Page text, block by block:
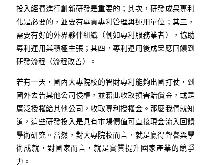
投入經費進行創新研發是重要的；其次，研發成果專利
化是必要的，並要有專責專利管理與運用單位；其三，
需要有好的外界夥伴組織（例如專利服務業者），協助
專利運用與積極主張；其四，專利運用後成果應回饋到
研發流程（流程改善）。
若有一天，國內大專院校的智財專利能夠出國打仗，到
國外去告其他公司侵權，並藉此收取損害賠償金，或是
廣泛授權給其他公司，收取專利授權金。那麼我們就知
道，這些研發投入是具有市場價值可直接現金流入回饋
學術研究。當然，對大專院校而言，就是贏得聲譽與學
術成就，對國家而言，就是實質提升國家產業的競爭
力。